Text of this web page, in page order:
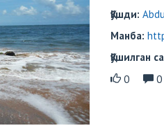
Қўшди:
Манба:
Қўшилган
0
0